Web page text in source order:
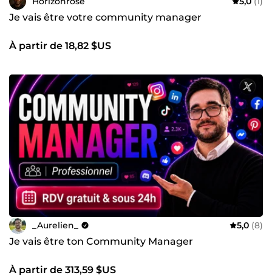
Je vais être votre community manager
À partir de 18,82 $US
_Aurelien_ 5,0 (8)
Je vais être ton Community Manager
À partir de 313,59 $US